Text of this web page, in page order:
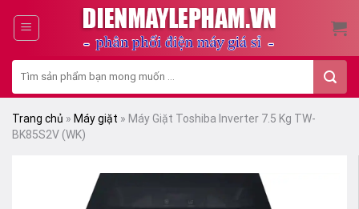
kiếm:
Trang chủ » Máy giặt » Máy Giặt Toshiba Inverter 7.5 Kg TW-
BK85S2V (WK)